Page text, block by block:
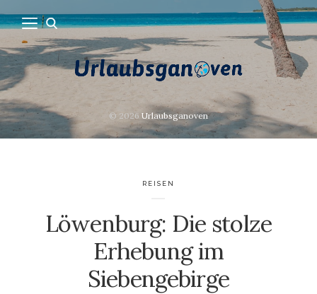
© 2026 Urlaubsganoven
REISEN
Löwenburg: Die stolze
Erhebung im
Siebengebirge